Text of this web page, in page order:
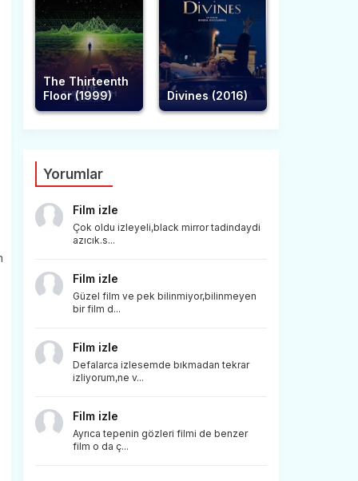
The Thirteenth
Floor (1999)
Divines (2016)
Yorumlar
Film izle
Çok oldu izleyeli,black mirror tadindaydi
azıcık.s...
Film izle
Güzel film ve pek bilinmiyor,bilinmeyen
bir film d...
Film izle
Defalarca izlesemde bıkmadan tekrar
izliyorum,ne v...
Film izle
Ayrıca tepenin gözleri filmi de benzer
film o da ç...